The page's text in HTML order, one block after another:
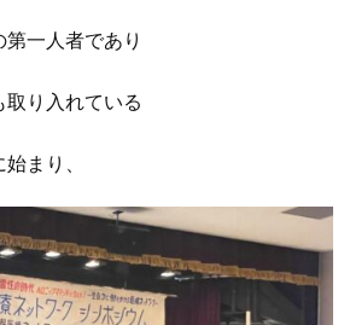
一人者であり
り入れている
まり、